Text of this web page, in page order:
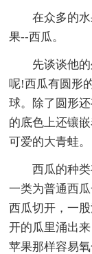
在众多的
果--西瓜。
先谈谈他
呢!西瓜有圆形
球。除了圆形
的底色上还镶
可爱的大青蛙。
西瓜的种
一类为普通西
西瓜切开，一
开的瓜里涌出
苹果那样容易